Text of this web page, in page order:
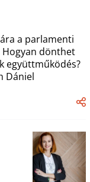
a parlamenti
Hogyan dönthet
együttműködés?
Dániel